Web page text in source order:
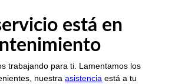
está en
trabajando para ti. Lamentamos los
nuestra asistencia está a tu